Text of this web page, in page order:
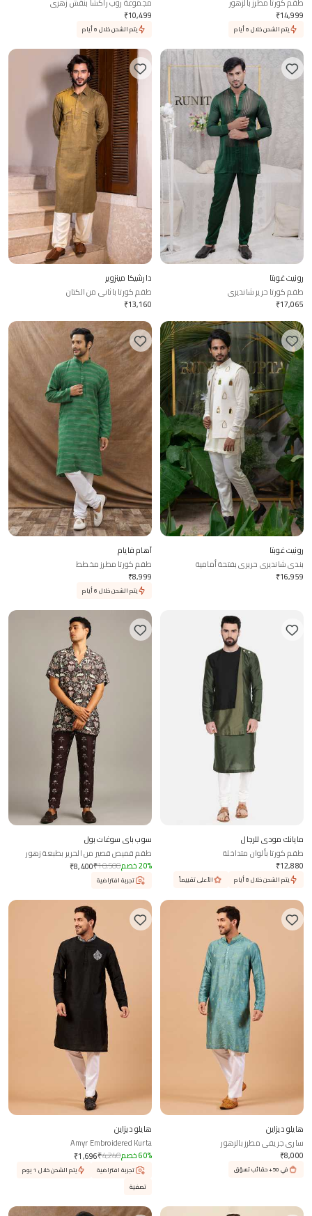
طقم كورتا مطرز بالزهور
₹14,999
يتم الشحن خلال 6 أيام
مجموعة روب راكشا بنقش زهري
₹10,499
يتم الشحن خلال 6 أيام
رونيت غوبتا
طقم كورتا حرير شانديري
₹17,065
دارشيكا مينزوير
طقم كورتا باثاني من الكتان
₹13,160
رونيت غوبتا
بندي شانديري حريري بفتحة أمامية
₹16,959
آهام فايام
طقم كورتا مطرز مخطط
₹8,999
يتم الشحن خلال 6 أيام
مايانك مودي للرجال
طقم كورتا بألوان متداخلة
₹12,880
يتم الشحن خلال 8 أيام الأعلى تقييماً
سوب باي سوغات بول
طقم قميص قصير من الحرير بطبعة زهور
₹8,400₹10,500 20% خصم
تجربة افتراضية
هايلو ديزاين
ساري جريفي مطرز بالزهور
₹8,000
في 50+ حقائب تسوّق
هايلو ديزاين
Amyr Embroidered Kurta
₹1,696₹4,240 60% خصم
تجربة افتراضية
يتم الشحن خلال 1 يوم
تصفية